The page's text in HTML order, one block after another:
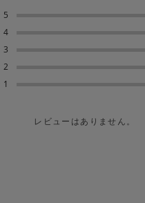
5
4
3
2
1
レビューはありません。